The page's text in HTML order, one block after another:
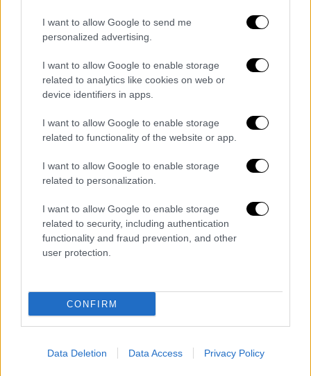
I want to allow Google to send me
personalized advertising.
I want to allow Google to enable storage
related to analytics like cookies on web or
device identifiers in apps.
I want to allow Google to enable storage
related to functionality of the website or app.
I want to allow Google to enable storage
related to personalization.
I want to allow Google to enable storage
related to security, including authentication
functionality and fraud prevention, and other
user protection.
CONFIRM
Data Deletion Data Access Privacy Policy
στήριξη από τη Δύση
«Επιστολή ομολογία από την Αθήνα! Ο
Μητσοτάκης ζητιάνεψε στήριξη από τη
Δύση» αυτό γράφειη τουρκική ιστοσελίδα
Γενί Σαφάκ: Η Αθήνα ομολόγησε
Ο Νίκος Δένδιας κι η Αθήνα απειλούν την
Ευρώπη με έναν καινούριο
Ουκρανίας γράφει η Γενί Σαφάκ. Αναφέρεται
στην επιστολή του ελληνικού ΥΠΕΞ προς
τους διεθνείς οργανισμούς, που η Αθήνα
γράφει ότι «διαφορετικά υπάρχει ο κίνδυνος
ήπειρό μας».
Γενί Σαφάκ: Ισραήλ-Ελλάδα συμμαχία
κατά του TB2!